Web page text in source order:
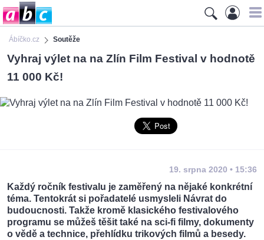
Ábíčko.cz Soutěže
Vyhraj výlet na na Zlín Film Festival v hodnotě
11 000 Kč!
19. srpna 2020 • 15:36
Každý ročník festivalu je zaměřený na nějaké konkrétní
téma. Tentokrát si pořadatelé usmysleli Návrat do
budoucnosti. Takže kromě klasického festivalového
programu se můžeš těšit také na sci-fi filmy, dokumenty
o vědě a technice, přehlídku trikových filmů a besedy.